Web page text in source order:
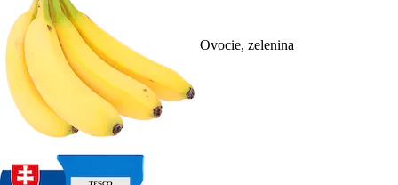
Ovocie, zelenina